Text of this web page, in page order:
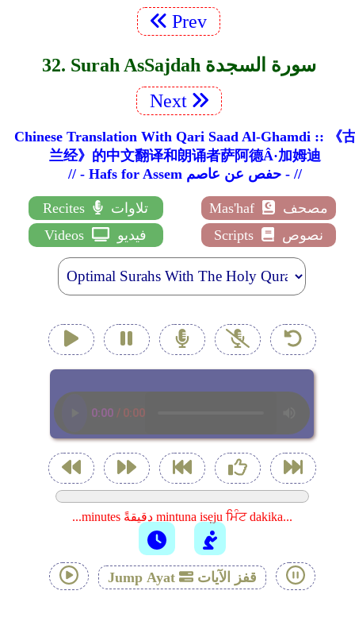
Prev
32. Surah As­Sajdah سورة السجدة
Next
Chinese Translation With Qari Saad Al-Ghamdi :: 《
兰经》的中文翻译和朗诵者萨阿德Â·加姆迪
// - Hafs for Assem حفص عن عاصم - //
Recites تلاوات Mas'haf
مصحف
Videos
فيديو Scripts نصوص
...minutes دقيقةً mintuna isẹju ਮਿੰਟ dakika...
Jump Ayat قفز الآيات